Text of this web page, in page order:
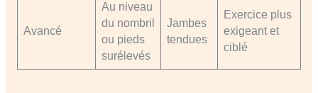
Avancé
Au niveau
du nombril
ou pieds
surélevés
Jambes
tendues
Exercice plus
exigeant et
ciblé